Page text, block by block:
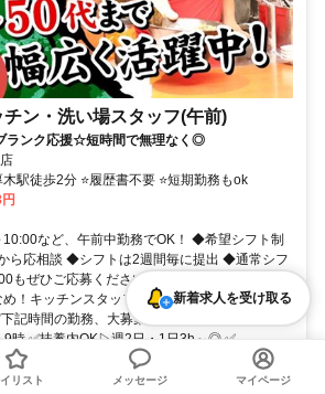
ン・洗い場スタッフ(午前)
ランク応援☆短時間で無理なく◎
駅徒歩2分 ⭐履歴書不要 ⭐短期勤務もok
など、午前中勤務でOK！ ◆希望シフト制
ら応相談 ◆シフトは2週間毎に提出 ◆通常シフ
もぜひご応募ください。 ...
！キッチンスタッフ／ ✅深夜帯に勤務できる
記時間の勤務、大募集中！ 6～10時、22～翌7
時 ✅扶養内OK▷週2日・1日3h～◎ ✅...
短期（3ヵ月以内） 扶養内勤務OK
社員登用あり
間以内OK 隔週シフト提出
土日祝のみOK
新着求人を受け取る
リスト メッセージ マイページ